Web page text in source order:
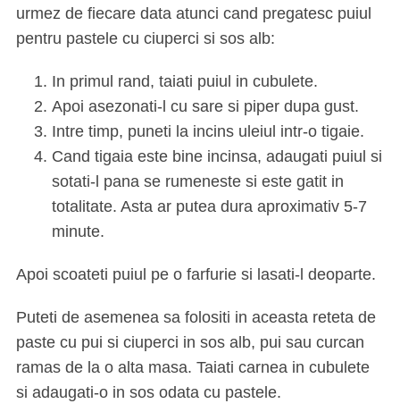
urmez de fiecare data atunci cand pregatesc puiul
pentru pastele cu ciuperci si sos alb:
In primul rand, taiati puiul in cubulete.
Apoi asezonati-l cu sare si piper dupa gust.
Intre timp, puneti la incins uleiul intr-o tigaie.
Cand tigaia este bine incinsa, adaugati puiul si
sotati-l pana se rumeneste si este gatit in
totalitate. Asta ar putea dura aproximativ 5-7
minute.
Apoi scoateti puiul pe o farfurie si lasati-l deoparte.
Puteti de asemenea sa folositi in aceasta reteta de
paste cu pui si ciuperci in sos alb, pui sau curcan
ramas de la o alta masa. Taiati carnea in cubulete
si adaugati-o in sos odata cu pastele.
h
o
: